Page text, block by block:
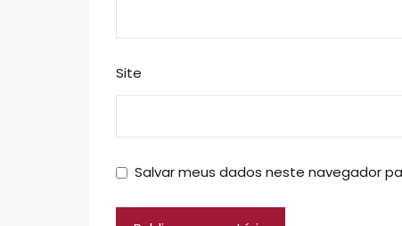
Site
Salvar meus dados neste navegador